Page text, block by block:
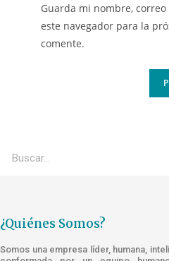
Guarda mi nombre,
este navegador para la
comente.
¿Quiénes Somos?
Somos una empresa líder, humana,